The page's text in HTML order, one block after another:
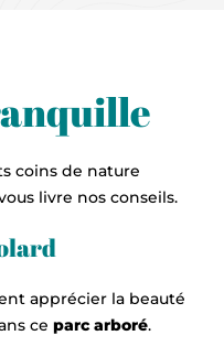
coins de nature
livre nos conseils.
apprécier la beauté
ce parc arboré.